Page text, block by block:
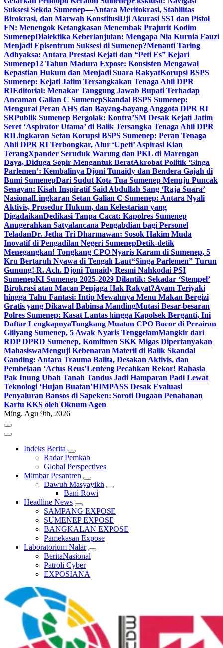
Suksesi Sekda Sumenep—Antara Meritokrasi, Stabilitas
Birokrasi, dan Marwah KonstitusiUji Akurasi SS1 dan Pistol
FN: Menengok Ketangkasan Menembak Prajurit Kodim
SumenepDialektika Keberlanjutan: Mengapa Nia Kurnia Fauzi
Menjadi Episentrum Suksesi di Sumenep?Menanti Taring
Adhyaksa: Antara Prestasi Kejati dan “Peti Es” Kejari
Sumenep12 Tahun Madura Expose: Konsisten Mengawal
Kepastian Hukum dan Menjadi Suara RakyatKorupsi BSPS
Sumenep: Kejati Jatim Tersangkakan Tenaga Ahli DPR
RIEditorial: Menakar Tanggung Jawab Bupati Terhadap
Ancaman Galian C SumenepSkandal BSPS Sumenep:
Mengurai Peran AHS dan Bayang-bayang Anggota DPR RI
SRPublik Sumenep Bergolak: Kontra’SM Desak Kejati Jatim
Seret ‘Aspirator Utama’ di Balik Tersangka Tenaga Ahli DPR
RILingkaran Setan Korupsi BSPS Sumenep: Peran Tenaga
Ahli DPR RI Terbongkar, Alur ‘Upeti’ Aspirasi Kian
TerangXpander Seruduk Warung dan PKL di Marengan
Daya, Diduga Sopir Mengantuk BeratAkrobat Politik ‘Singa
Parlemen’: Kembalinya Djoni Tunaidy dan Bendera Gajah di
Bumi SumenepDari Sudut Kota Tua Sumenep Menuju Puncak
Senayan: Kisah Inspiratif Said Abdullah Sang ‘Raja Suara’
NasionalLingkaran Setan Galian C Sumenep: Antara Nyali
Aktivis, Prosedur Hukum, dan Kelestarian yang
DigadaikanDedikasi Tanpa Cacat: Kapolres Sumenep
Anugerahkan Satyalancana Pengabdian bagi Personel
TeladanDr. Jetha Tri Dharmawan: Sosok Hakim Muda
Inovatif di Pengadilan Negeri SumenepDetik-detik
Menegangkan! Tongkang CPO Nyaris Karam di Sumenep, 5
Kru Bertaruh Nyawa di Tengah Laut“Singa Parlemen” Turun
Gunung! R. Ach. Djoni Tunaidy Resmi Nahkodai PSI
SumenepKI Sumenep 2025-2029 Dilantik: Sekadar ‘Stempel’
Birokrasi atau Macan Penjaga Hak Rakyat?Ayam Teriyaki
hingga Tahu Fantasi: Intip Mewahnya Menu Makan Bergizi
Gratis yang Dikawal Babinsa MandingMutasi Besar-besaran
Polres Sumenep: Kasat Lantas hingga Kapolsek Berganti, Ini
Daftar LengkapnyaTongkang Muatan CPO Bocor di Perairan
Giliyang Sumenep, 5 Awak Nyaris TenggelamMangkir dari
RDP DPRD Sumenep, Komitmen SKK Migas Dipertanyakan
MahasiswaMenguji Kebenaran Materil di Balik Skandal
Ganding: Antara Trauma Balita, Desakan Aktivis, dan
Pembelaan ‘Actus Reus’Lenteng Pecahkan Rekor! Rahasia
Pak Inung Ubah Tanah Tandus Jadi Hamparan Padi Lewat
Teknologi ‘Hujan Buatan’HIMPASS Desak Evaluasi
Penyaluran Bansos di Sapeken: Soroti Dugaan Penahanan
Kartu KKS oleh Oknum Agen
Ming. Agu 9th, 2026
Indeks Berita
Radar Pemkab
Global Perspectives
Mimbar Pesantren
Dawuh Masyayikh
Bani Rowi
Headline News
SAMPANG EXPOSE
SUMENEP EXPOSE
BANGKALAN EXPOSE
Pamekasan Expose
Laboratorium Nalar
BeritaNasional
Patroli Cyber
EXPOSIANA